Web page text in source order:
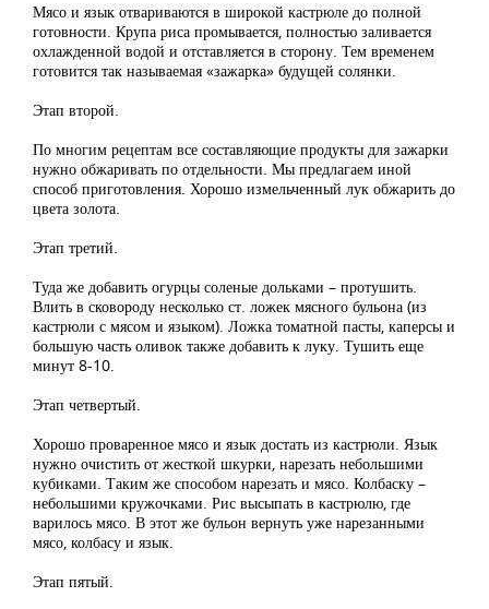
Мясо и язык отвариваются в широкой кастрюле до полной
готовности. Крупа риса промывается, полностью заливается
охлажденной водой и отставляется в сторону. Тем временем
готовится так называемая «зажарка» будущей солянки.
Этап второй.
По многим рецептам все составляющие продукты для зажарки
нужно обжаривать по отдельности. Мы предлагаем иной
способ приготовления. Хорошо измельченный лук обжарить до
цвета золота.
Этап третий.
Туда же добавить огурцы соленые дольками – протушить.
Влить в сковороду несколько ст. ложек мясного бульона (из
кастрюли с мясом и языком). Ложка томатной пасты, каперсы и
большую часть оливок также добавить к луку. Тушить еще
минут 8-10.
Этап четвертый.
Хорошо проваренное мясо и язык достать из кастрюли. Язык
нужно очистить от жесткой шкурки, нарезать небольшими
кубиками. Таким же способом нарезать и мясо. Колбаску –
небольшими кружочками. Рис высыпать в кастрюлю, где
варилось мясо. В этот же бульон вернуть уже нарезанными
мясо, колбасу и язык.
Этап пятый.